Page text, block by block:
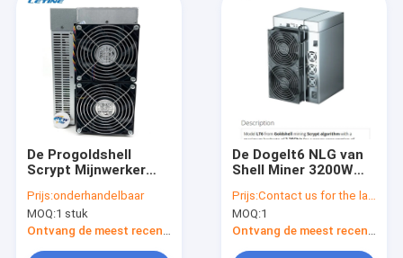
De Progoldshell
Scrypt Mijnwerker
Dogecoin van LT6
LT5 LT5
Prijs:onderhandelbaar
MOQ:1 stuk
De Dogelt6 NLG van
Shell Miner 3200W
Scryptalgoritme
Gouden Mijnwerker
3.35G
Prijs:Contact us for the latest price
MOQ:1